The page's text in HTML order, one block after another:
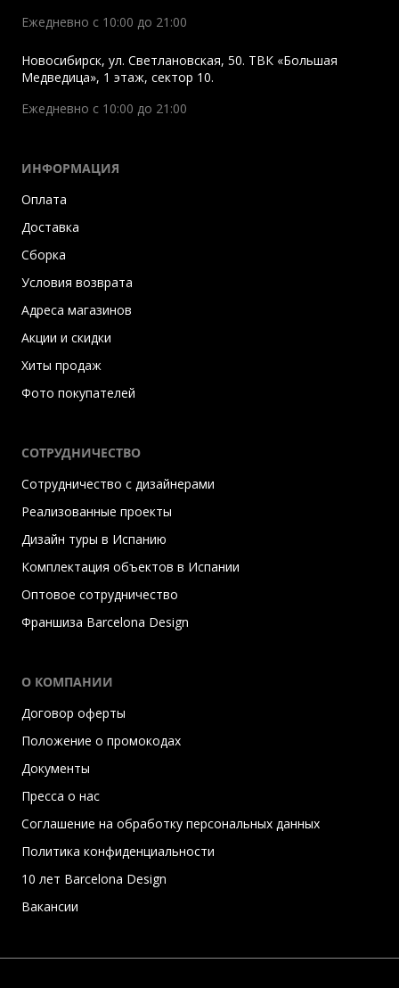
Ежедневно с 10:00 до 21:00
Новосибирск, ул. Светлановская, 50. ТВК «Большая
Медведица», 1 этаж, сектор 10.
Ежедневно с 10:00 до 21:00
ИНФОРМАЦИЯ
Оплата
Доставка
Сборка
Условия возврата
Адреса магазинов
Акции и скидки
Хиты продаж
Фото покупателей
СОТРУДНИЧЕСТВО
Сотрудничество с дизайнерами
Реализованные проекты
Дизайн туры в Испанию
Комплектация объектов в Испании
Оптовое сотрудничество
Франшиза Barcelona Design
О КОМПАНИИ
Договор оферты
Положение о промокодах
Документы
Пресса о нас
Соглашение на обработку персональных данных
Политика конфиденциальности
10 лет Barcelona Design
Вакансии